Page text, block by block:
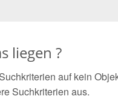
liegen ?
auf kein
Suchkriterien aus.